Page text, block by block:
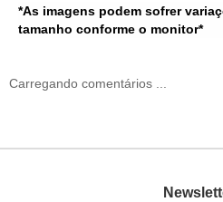
*As imagens podem sofrer
tamanho conforme o monitor*
Carregando comentários ...